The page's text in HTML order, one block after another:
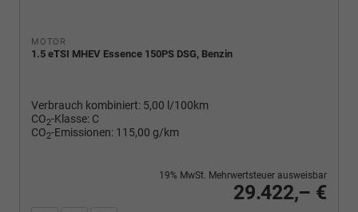
MOTOR
1.5 eTSI MHEV Essence 150PS DSG, Benzin
Verbrauch kombiniert: 5,00 l/100km
CO2-Klasse: C
CO2-Emissionen: 115,00 g/km
29.422,– €
19% MwSt. Mehrwertsteuer ausweisbar